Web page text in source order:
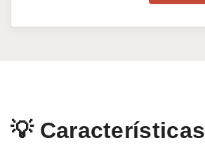
💡 Características